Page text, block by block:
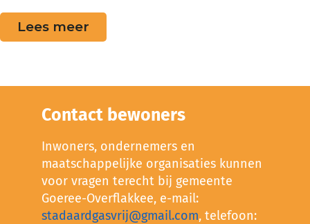
Lees meer
Contact bewoners
Inwoners, ondernemers en
maatschappelijke organisaties kunnen
voor vragen terecht bij gemeente
Goeree-Overflakkee, e-mail:
stadaardgasvrij@gmail.com, telefoon: